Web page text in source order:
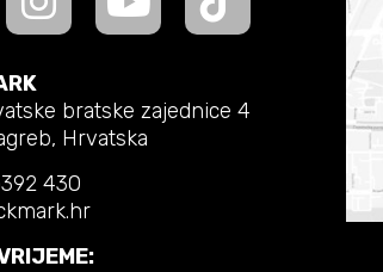
bratske zajednice 4
Hrvatska
430